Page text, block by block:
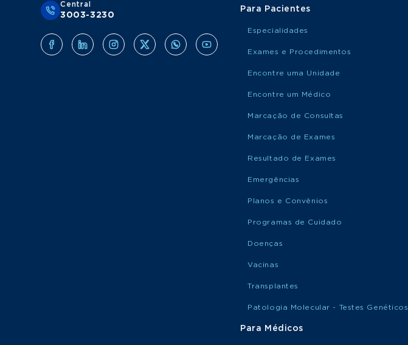
Central
3003-3230
Para Pacientes
Especialidades
Exames e Procedimentos
Encontre uma Unidade
Encontre um Médico
Marcação de Consultas
Marcação de Exames
Resultado de Exames
Emergências
Planos e Convênios
Programas de Cuidado
Doenças
Vacinas
Transplantes
Patologia Molecular - Testes Genéticos
Para Médicos